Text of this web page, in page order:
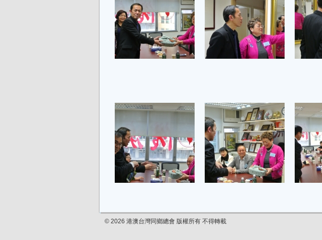
© 2026 港澳台灣同鄉總會 版權所有 不得轉載